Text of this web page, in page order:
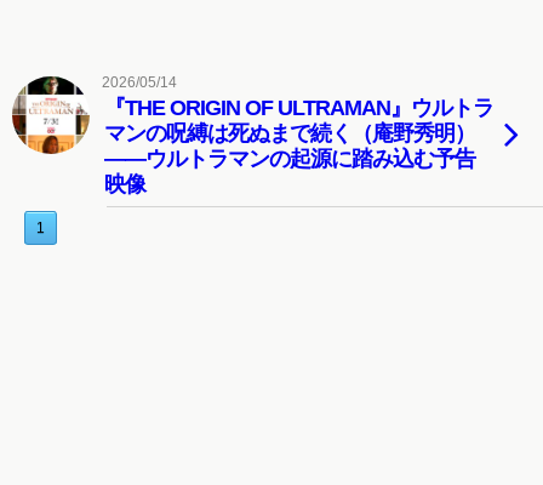
2026/05/14
『THE ORIGIN OF ULTRAMAN』ウルトラ
マンの呪縛は死ぬまで続く（庵野秀明）
――ウルトラマンの起源に踏み込む予告
映像
1